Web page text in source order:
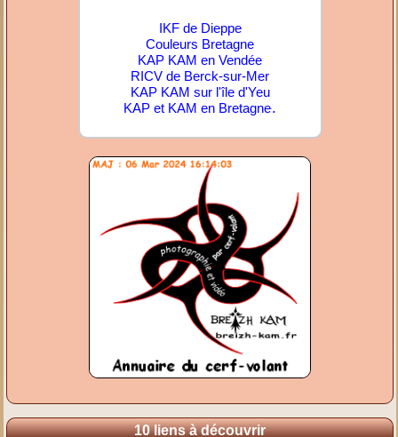
IKF de Dieppe
Couleurs Bretagne
KAP KAM en Vendée
RICV de Berck-sur-Mer
KAP KAM sur l'île d'Yeu
KAP et KAM en Bretagne.
10 liens à découvrir